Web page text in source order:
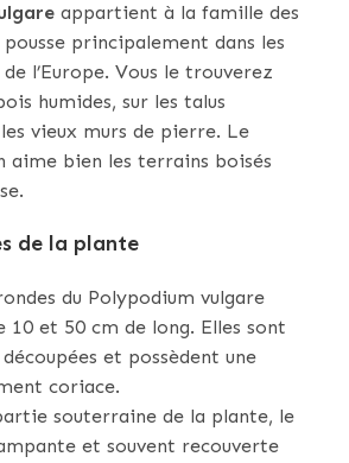
appartient à la famille des
principalement dans les
l’Europe. Vous le trouverez
humides, sur les talus
vieux murs de pierre. Le
aime bien les terrains boisés
de la plante
du Polypodium vulgare
10 et 50 cm de long. Elles sont
et possèdent une
coriace.
souterraine de la plante, le
et souvent recouverte